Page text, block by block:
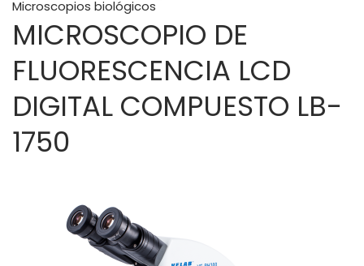
Microscopios biológicos
MICROSCOPIO DE
FLUORESCENCIA LCD
DIGITAL COMPUESTO LB-
1750